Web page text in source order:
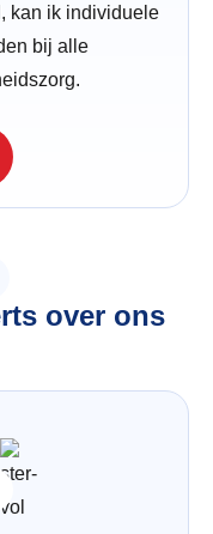
kan ik individuele
bij alle
over ons